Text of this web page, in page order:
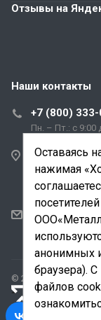
Отзывы на
Наши контакты
+7 (800)
Пн. – Пт.: с 9:00
Санкт-
ул.
лит. АБ
© 2026 Все права
«Лидер
Оставаясь
нажимая
анонимных
браузера).
файлов